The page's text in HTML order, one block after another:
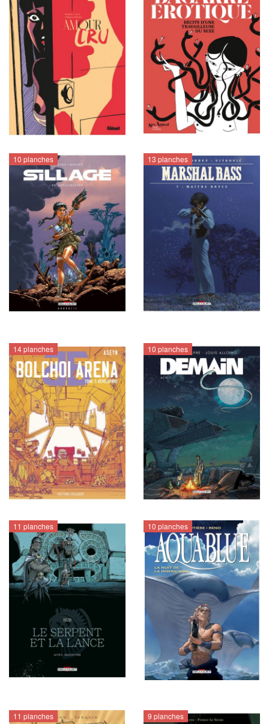
10 planches 13 planches
14 planches 10 planches
11 planches 10 planches
11 planches 9 planches